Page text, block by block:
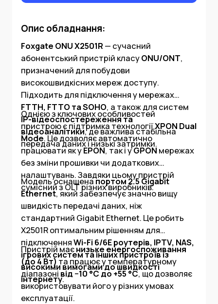
Опис обладнання:
Foxgate ONU X2501R — сучасний
абонентський пристрій класуONU/ONT,
призначений для побудови
високошвидкісних мереж доступу.
Підходить для підключення у мережах
FTTH, FTTO та SOHO, а також для систем
IP-відеоспостереження та
відеоаналітики, де важлива стабільна
передача даних і низькі затримки.
Однією з ключових особливостей
пристрою є підтримка технологіїXPON Dual
Mode. Це дозволяє автоматично
працювати як уEPON, так і уGPON мережах
без зміни прошивки чи додаткових
налаштувань. Завдяки цьому пристрій
сумісний з OLT різних виробників.
Модель оснащенапортом 2.5 Gigabit
Ethernet, який забезпечує значно вищу
швидкість передачі даних, ніж
стандартний Gigabit Ethernet. Це робить
X2501R оптимальним рішенням для
підключенняWi-Fi 6/6E роутерів, IPTV, NAS,
ігрових систем та інших пристроїв із
високими вимогами до швидкості
інтернету.
Пристрій маєнизьке енергоспоживання
(до 4 Вт)та працює у температурному
діапазонівід −10 °C до +55 °C, що дозволяє
використовувати його у різних умовах
експлуатації.